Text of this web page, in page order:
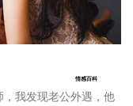
情感百科
我发现老公外遇，他